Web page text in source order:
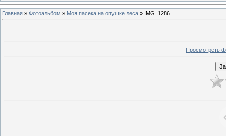
Главная » Фотоальбом » Моя пасека на опушке леса » IMG_1286
Просмотреть